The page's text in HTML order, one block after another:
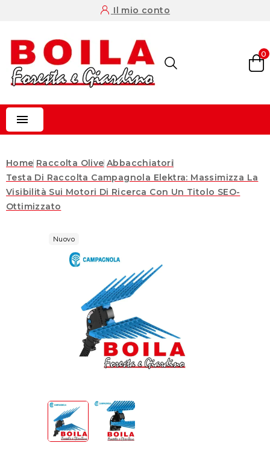
Il mio conto
0

Home Raccolta Olive Abbacchiatori
Testa Di Raccolta Campagnola Elektra: Massimizza La
Visibilità Sui Motori Di Ricerca Con Un Titolo SEO-
Ottimizzato
Nuovo